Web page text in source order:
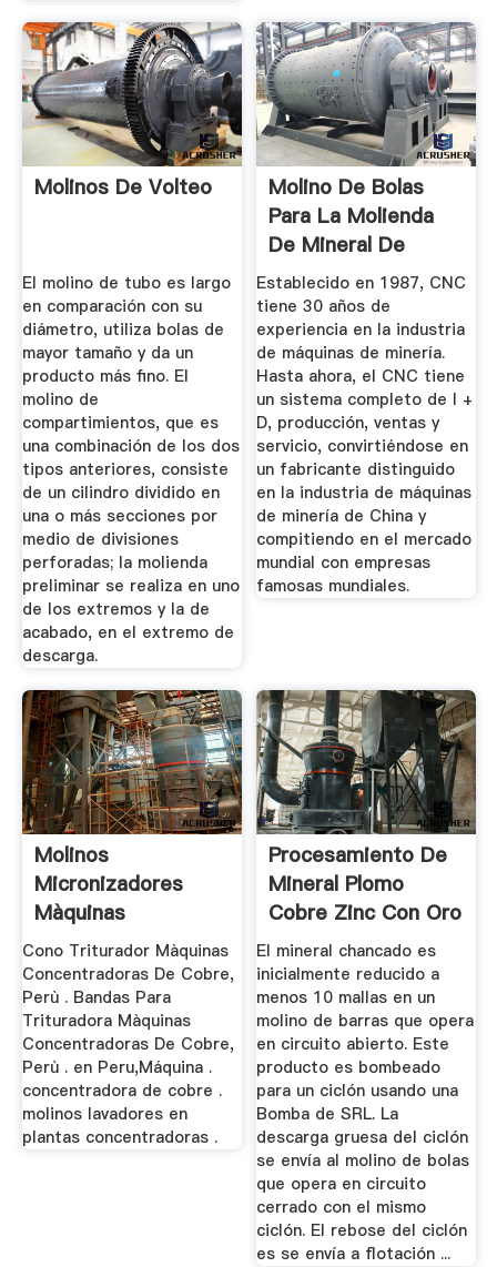
Molinos De Volteo
El molino de tubo es largo
en comparación con su
diámetro, utiliza bolas de
mayor tamaño y da un
producto más fino. El
molino de
compartimientos, que es
una combinación de los dos
tipos anteriores, consiste
de un cilindro dividido en
una o más secciones por
medio de divisiones
perforadas; la molienda
preliminar se realiza en uno
de los extremos y la de
acabado, en el extremo de
descarga.
Molino De Bolas
Para La Molienda
De Mineral De
Cobre
Establecido en 1987, CNC
tiene 30 años de
experiencia en la industria
de máquinas de minería.
Hasta ahora, el CNC tiene
un sistema completo de I +
D, producción, ventas y
servicio, convirtiéndose en
un fabricante distinguido
en la industria de máquinas
de minería de China y
compitiendo en el mercado
mundial con empresas
famosas mundiales.
Molinos
Micronizadores
Màquinas
Concentradoras De
Cobre ...
Cono Triturador Màquinas
Concentradoras De Cobre,
Perù . Bandas Para
Trituradora Màquinas
Concentradoras De Cobre,
Perù . en Peru,Máquina .
concentradora de cobre .
molinos lavadores en
plantas concentradoras .
Procesamiento De
Mineral Plomo
Cobre Zinc Con Oro
Y Plata ...
El mineral chancado es
inicialmente reducido a
menos 10 mallas en un
molino de barras que opera
en circuito abierto. Este
producto es bombeado
para un ciclón usando una
Bomba de SRL. La
descarga gruesa del ciclón
se envía al molino de bolas
que opera en circuito
cerrado con el mismo
ciclón. El rebose del ciclón
es se envía a flotación ...